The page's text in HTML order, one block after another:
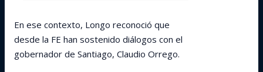
En ese contexto, Longo reconoció que
desde la FE han sostenido diálogos con el
gobernador de Santiago, Claudio Orrego.